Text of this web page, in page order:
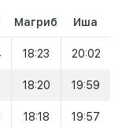
Магриб Иша
18:23 20:02
18:20 19:59
18:18 19:57